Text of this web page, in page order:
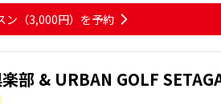
ン （3,000円） を予約
部 & URBAN GOLF